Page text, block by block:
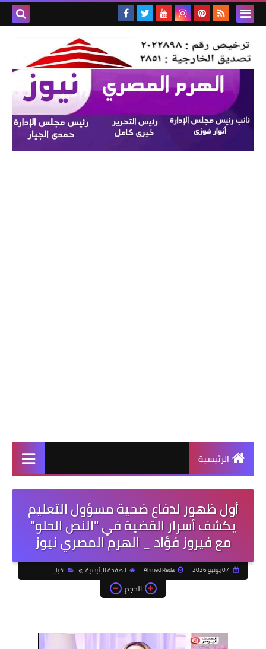
الرئيسية
​أول ظهور لدفاع ضحية مسؤول التعليم
يكشف أسرار القضية في "النص الحلو"
مع فيروز فؤاد _ الهرم المصري نيوز
Ahmed Reda الصفحة الرئيسية اخبار
الحجم